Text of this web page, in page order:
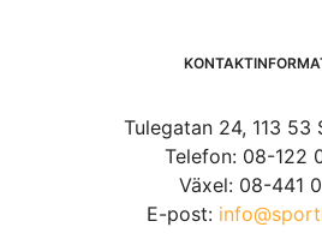
Tulegatan 24, 113 53
Telefon: 08-122
Växel: 08-441
E-post: